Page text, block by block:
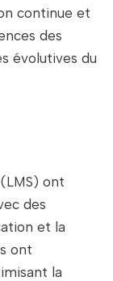
continue et
des
évolutives du
ont
des
et la
ont
la